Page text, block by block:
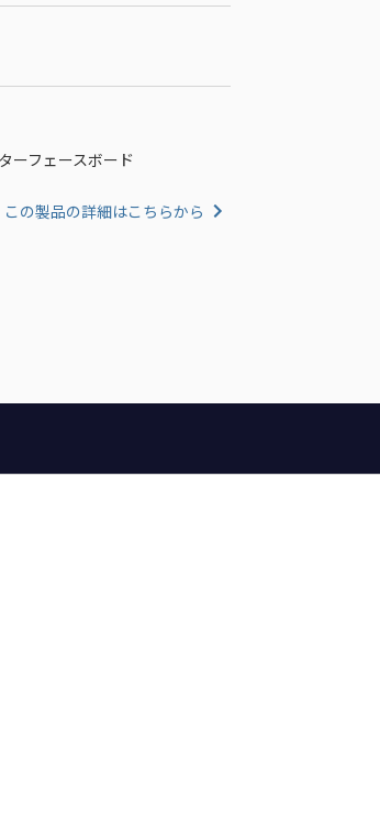
ーフェースボード
この製品の詳細はこちらから